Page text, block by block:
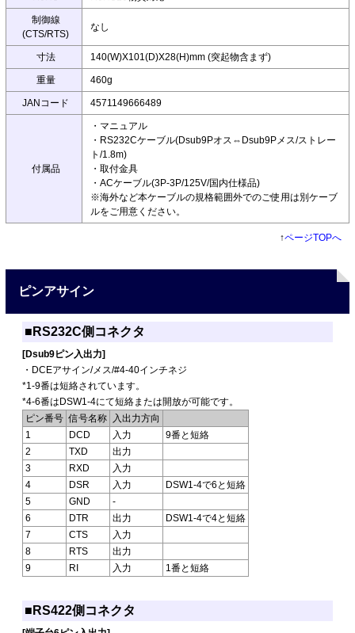
制御線
(CTS/RTS)
なし
寸法 140(W)X101(D)X28(H)mm (突起物含まず)
重量 460g
JANコード 4571149666489
付属品
・マニュアル
・RS232Cケーブル(Dsub9Pオス⇔Dsub9Pメス/ストレー
ト/1.8m)
・取付金具
・ACケーブル(3P-3P/125V/国内仕様品)
※海外など本ケーブルの規格範囲外でのご使用は別ケーブ
ルをご用意ください。
↑ページTOPへ
ピンアサイン
■RS232C側コネクタ
[Dsub9ピン入出力]
・DCEアサイン/メス/#4-40インチネジ
*1-9番は短絡されています。
*4-6番はDSW1-4にて短絡または開放が可能です。
ピン番号 信号名称
入出力方向
1
DCD 入力
9番と短絡
2
TXD
出力
3
RXD
入力
4
DSR 入力
DSW1-4で6と短絡
5
GND
-
6
DTR 出力
DSW1-4で4と短絡
7
CTS
入力
8
RTS
出力
9
RI 入力 1番と短絡
■RS422側コネクタ